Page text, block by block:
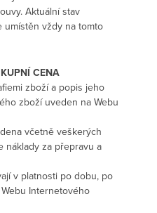
Aktuální stav
vždy na tomto
CENA
zboží a popis jeho
zboží uveden na Webu
včetně veškerých
náklady za přepravu a
v platnosti po dobu, po
Internetového